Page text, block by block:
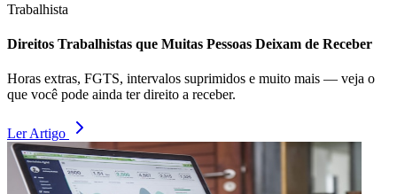
Trabalhista
Direitos Trabalhistas que Muitas Pessoas Deixam de Receber
Horas extras, FGTS, intervalos suprimidos e muito mais — veja o
que você pode ainda ter direito a receber.
Ler Artigo